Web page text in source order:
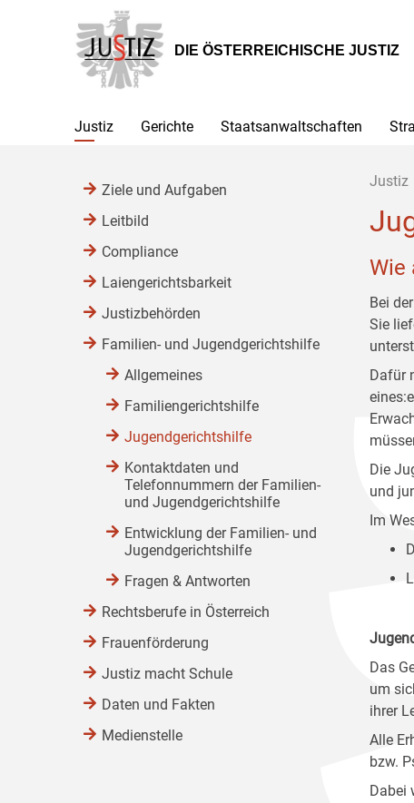
Hauptnavigation
[1]
Inhalt
[2]
Untermenü
[3]
DIE ÖSTERREICHISCHE JUSTIZ
Justiz Gerichte Staatsanwaltschaften
Justiz
Wie
Bei
Sie
Dafür
Die
und
Im
Das
um
ihrer
Alle
bzw.
Dabei
Ziele und Aufgaben
Leitbild
Compliance
Laiengerichtsbarkeit
Justizbehörden
Familien- und Jugendgerichtshilfe
Allgemeines
Familiengerichtshilfe
Jugendgerichtshilfe
Kontaktdaten und
Telefonnummern der Familien-
und Jugendgerichtshilfe
Entwicklung der Familien- und
Jugendgerichtshilfe
Fragen & Antworten
Rechtsberufe in Österreich
Frauenförderung
Justiz macht Schule
Daten und Fakten
Medienstelle